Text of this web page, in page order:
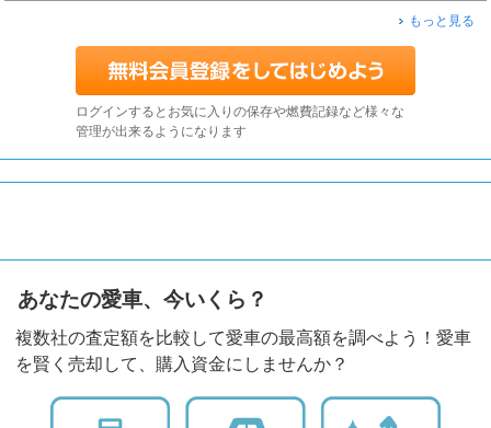
もっと見る
ログインするとお気に入りの保存や燃費記録など様々な
管理が出来るようになります
あなたの愛車、今いくら？
複数社の査定額を比較して愛車の最高額を調べよう！愛車
を賢く売却して、購入資金にしませんか？